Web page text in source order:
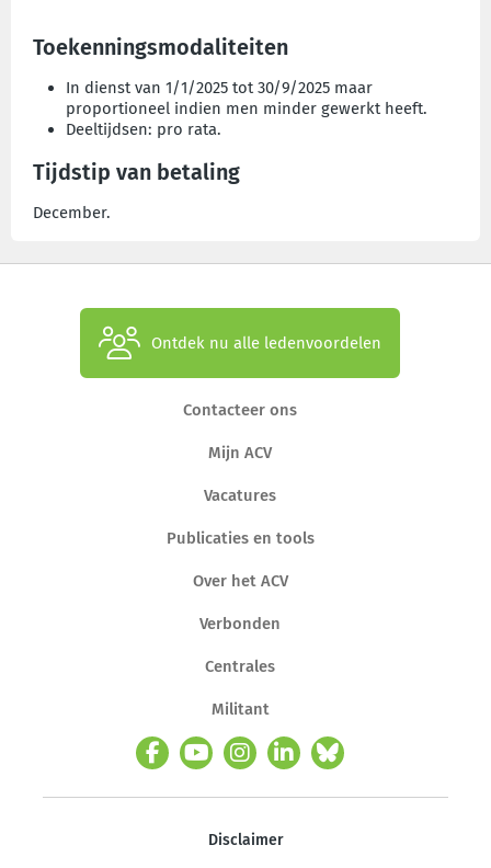
Toekenningsmodaliteiten
In dienst van 1/1/2025 tot 30/9/2025 maar
proportioneel indien men minder gewerkt heeft.
Deeltijdsen: pro rata.
Tijdstip van betaling
December.
Ontdek nu alle ledenvoordelen
Contacteer ons
Mijn ACV
Vacatures
Publicaties en tools
Over het ACV
Verbonden
Centrales
Militant
Disclaimer